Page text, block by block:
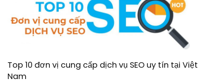
Top 10 đơn vị cung cấp dịch vụ SEO uy tín tại Việt
Nam